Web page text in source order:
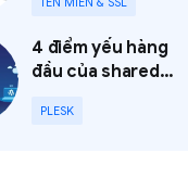
4 điểm yếu hàng
đầu của shared
nhắc
PLESK